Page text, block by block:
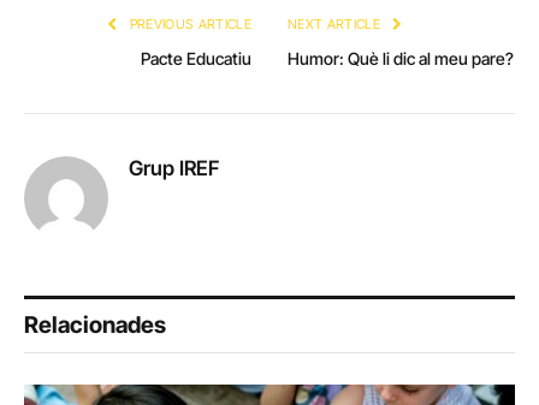
PREVIOUS ARTICLE
Pacte Educatiu
NEXT ARTICLE
Humor: Què li dic al meu pare?
Grup IREF
Relacionades